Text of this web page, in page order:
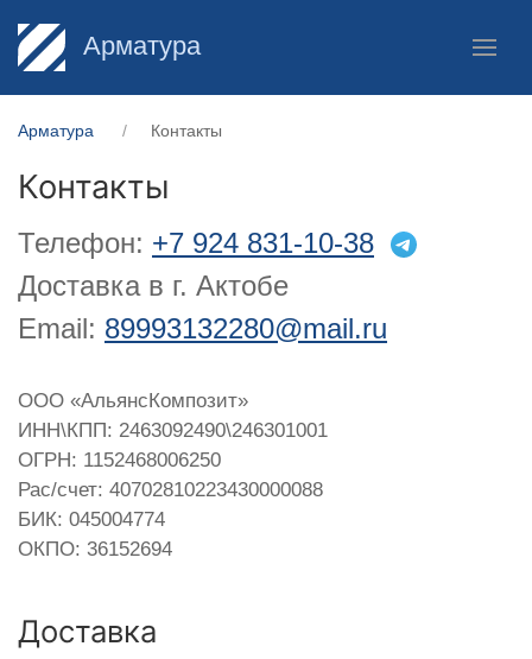
Арматура
Арматура Контакты
Контакты
Телефон: +7 924 831-10-38
Доставка в г. Актобе
Email: 89993132280@mail.ru
ООО «АльянсКомпозит»
ИНН\КПП: 2463092490\246301001
ОГРН: 1152468006250
Рас/счет: 40702810223430000088
БИК: 045004774
ОКПО: 36152694
Доставка